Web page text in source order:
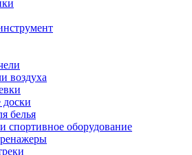
воздуха
доски
белья
спортивное оборудование